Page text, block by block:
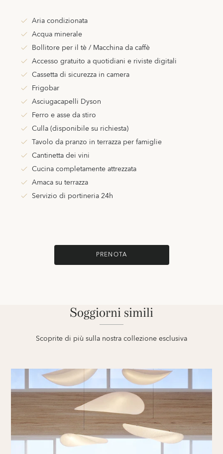
Aria condizionata
Acqua minerale
Bollitore per il tè / Macchina da caffè
Accesso gratuito a quotidiani e riviste digitali
Cassetta di sicurezza in camera
Frigobar
Asciugacapelli Dyson
Ferro e asse da stiro
Culla (disponibile su richiesta)
Tavolo da pranzo in terrazza per famiglie
Cantinetta dei vini
Cucina completamente attrezzata
Amaca su terrazza
Servizio di portineria 24h
PRENOTA
Soggiorni simili
Scoprite di più sulla nostra collezione esclusiva